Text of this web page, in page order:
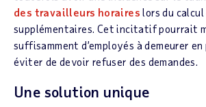
des travailleurs horaires lors du calcul
supplémentaires. Cet incitatif pourrait
suffisamment d’employés à demeurer
éviter de devoir refuser des demandes.
Une solution unique